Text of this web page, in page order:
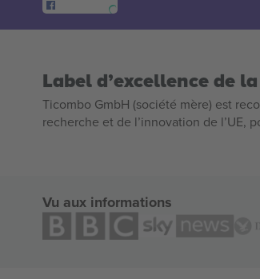
Label d’excellence de
Ticombo GmbH (société mère) est
recherche et de l’innovation de l’UE,
Vu aux informations